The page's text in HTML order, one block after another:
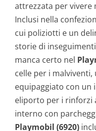
attrezzata per vivere
Inclusi nella
cui poliziotti e un
storie di
manca certo nel
celle per i
equipaggiato con un
eliporto per i rinforzi
interno con
Playmobil (6920)